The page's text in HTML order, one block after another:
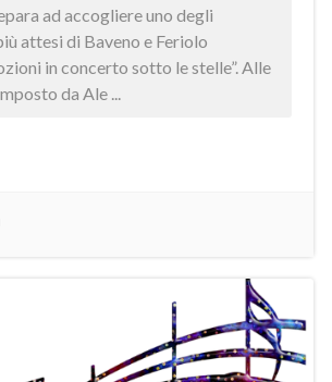
ad accogliere uno degli
attesi di Baveno e Feriolo
in concerto sotto le stelle”. Alle
da Ale ...